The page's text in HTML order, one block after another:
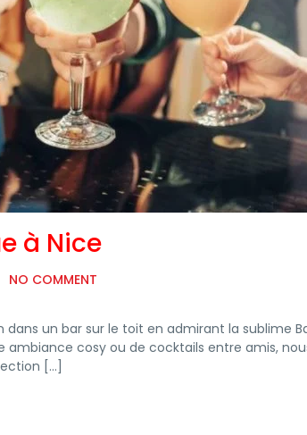
à Nice
NO COMMENT
un bar sur le toit en admirant la sublime
ambiance cosy ou de cocktails entre amis,
[…]